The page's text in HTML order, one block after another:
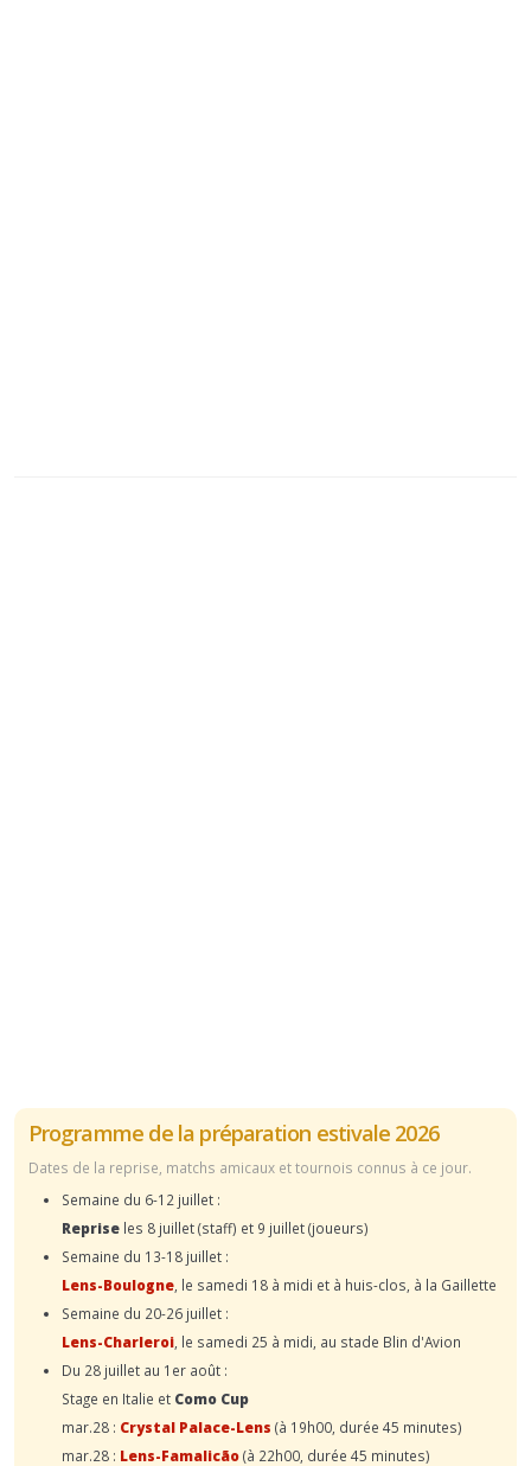
Programme de la préparation estivale 2026
Dates de la reprise, matchs amicaux et tournois connus à ce jour.
Semaine du 6-12 juillet :
Reprise les 8 juillet (staff) et 9 juillet (joueurs)
Semaine du 13-18 juillet :
Lens-Boulogne , le samedi 18 à midi et à huis-clos, à la Gaillette
Semaine du 20-26 juillet :
Lens-Charleroi , le samedi 25 à midi, au stade Blin d'Avion
Du 28 juillet au 1er août :
Stage en Italie et Como Cup
mar.28 : Crystal Palace-Lens (à 19h00, durée 45 minutes)
mar.28 : Lens-Famalicão(à 22h00, durée 45 minutes)